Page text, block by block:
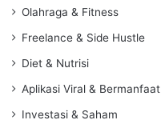
Olahraga & Fitness
Freelance & Side Hustle
Diet & Nutrisi
Aplikasi Viral & Bermanfaat
Investasi & Saham